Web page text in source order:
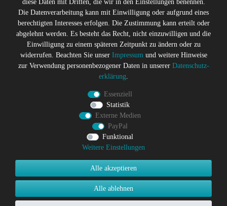
Gerne halten wir Sie auf dem
Laufenden
Abonniere den Suicide Glam Newsletter um über Trends,
Schnäppchen, Gutscheine Aktionen und Angebote per E-
Mail informiert zu werden, und erhalte einen 10% Rabatt
Gutschein nach erfolgreicher Anmeldung. Eine
Abmeldung ist jederzeit möglich
Hiermit bestätige ich, dass ich dieDaten­schutz­erklärung
habe. Meine Einwilligung kann ich jederzeit widerrufen.**
Abonnieren
** Hierbei handelt es sich um ein Pflichtfeld.
diese Daten mit Dritten, die wir in den Einstellungen benennen.
Die Datenverarbeitung kann mit Einwilligung oder aufgrund eines
berechtigten Interesses erfolgen. Die Zustimmung kann erteilt oder
abgelehnt werden. Es besteht das Recht, nicht einzuwilligen und die
Einwilligung zu einem späteren Zeitpunkt zu ändern oder zu
widerrufen. Beachten Sie unser Impressumund weitere Hinweise
zur Verwendung personenbezogener Daten in unserer Daten­schutz­
erklärung.
Essenziell
Statistik
Externe Medien
PayPal
Funktional
Weitere Einstellungen
Alle akzeptieren
Alle ablehnen